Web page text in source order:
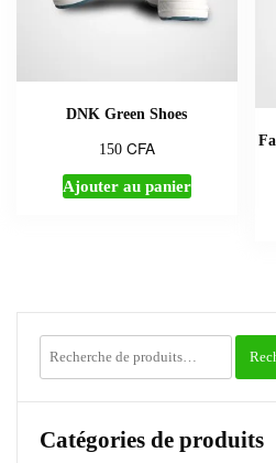
DNK Green Shoes
150 CFA
Ajouter au panier
pour :
Catégories de produits